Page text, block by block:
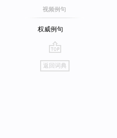
视频例句
权威例句
go
top
返回词典